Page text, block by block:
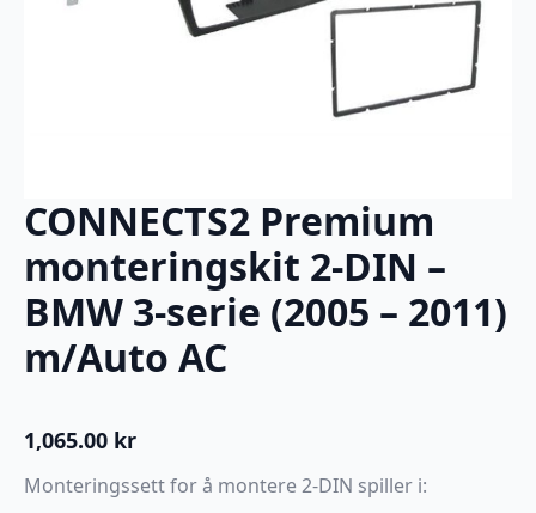
CONNECTS2 Premium
monteringskit 2-DIN –
BMW 3-serie (2005 – 2011)
m/Auto AC
1,065.00 kr
Monteringssett for å montere 2-DIN spiller i: